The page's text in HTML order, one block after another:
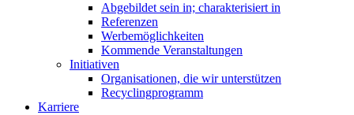
Abgebildet sein in; charakterisiert in
Referenzen
Werbemöglichkeiten
Kommende Veranstaltungen
Initiativen
Organisationen, die wir unterstützen
Recyclingprogramm
Karriere